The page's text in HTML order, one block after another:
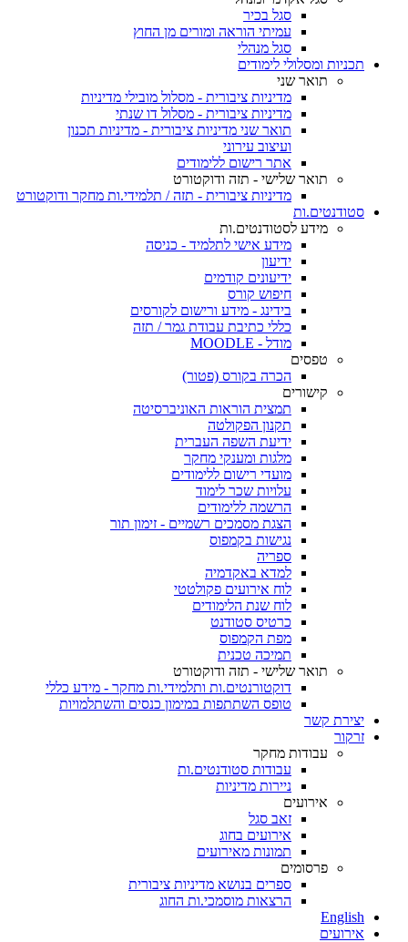
סגל בכיר
עמיתי הוראה ומורים מן החוץ
סגל מנהלי
תכניות ומסלולי לימודים
תואר שני
מדיניות ציבורית - מסלול מובילי מדיניות
מדיניות ציבורית - מסלול דו שנתי
תואר שני מדיניות ציבורית - מדיניות תכנון
ועיצוב עירוני
אתר רישום ללימודים
תואר שלישי - תזה ודוקטורט
מדיניות ציבורית - תזה / תלמידי.ות מחקר ודוקטורט
סטודנטים.ות
מידע לסטודנטים.ות
מידע אישי לתלמיד - כניסה
ידיעון
ידיעונים קודמים
חיפוש קורס
בידינג - מידע ורישום לקורסים
כללי כתיבת עבודת גמר / תזה
מודל - MOODLE
טפסים
הכרה בקורס (פטור)
קישורים
תמצית הוראות האוניברסיטה
תקנון הפקולטה
ידיעת השפה העברית
מלגות ומענקי מחקר
מועדי רישום ללימודים
עלויות שכר לימוד
הרשמה ללימודים
הצגת מסמכים רשמיים - זימון תור
נגישות בקמפוס
ספריה
למדא באקדמיה
לוח אירועים פקולטטי
לוח שנת הלימודים
כרטיס סטודנט
מפת הקמפוס
תמיכה טכנית
תואר שלישי - תזה ודוקטורט
דוקטורנטים.ות ותלמידי.ות מחקר - מידע כללי
טופס השתתפות במימון כנסים והשתלמויות
יצירת קשר
זרקור
עבודות מחקר
עבודות סטודנטים.ות
ניירות מדיניות
אירועים
זאב סגל
אירועים בחוג
תמונות מאירועים
פרסומים
ספרים בנושא מדיניות ציבורית
הרצאות מוסמכי.ות החוג
English
אירועים